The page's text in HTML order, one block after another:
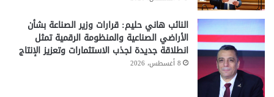
النائب هاني حليم: قرارات وزير الصناعة بشأن
الأراضي الصناعية والمنظومة الرقمية تمثل
انطلاقة جديدة لجذب الاستثمارات وتعزيز الإنتاج
8 أغسطس، 2026